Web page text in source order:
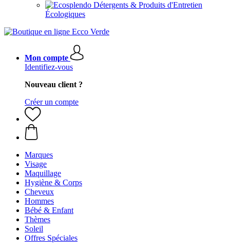
Détergents & Produits d'Entretien
Écologiques
Mon compte
Identifiez-vous
Nouveau client ?
Créer un compte
Marques
Visage
Maquillage
Hygiène & Corps
Cheveux
Hommes
Bébé & Enfant
Thèmes
Soleil
Offres Spéciales